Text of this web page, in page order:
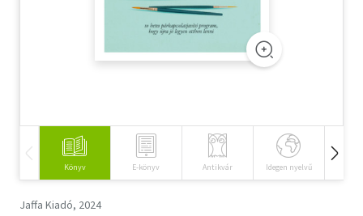
Könyv E-könyv Antikvár Idegen nyelvű
Jaffa Kiadó, 2024